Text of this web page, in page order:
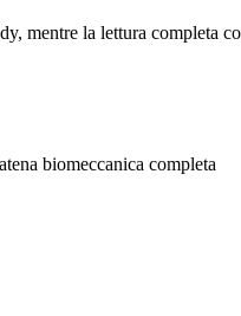
mentre la lettura completa
biomeccanica completa